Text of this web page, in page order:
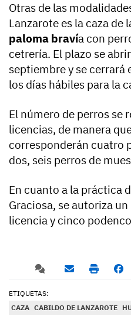
Otras de las
Lanzarote es la caza de
paloma bravía con
cetrería. El plazo se
septiembre y se cerrará
los días hábiles para la
El número de perros se
licencias, de manera
corresponderán cuatro
dos, seis perros de
En cuanto a la práctica
Graciosa, se autoriza
licencia y cinco
ETIQUETAS:
CAZA CABILDO DE LANZAROTE